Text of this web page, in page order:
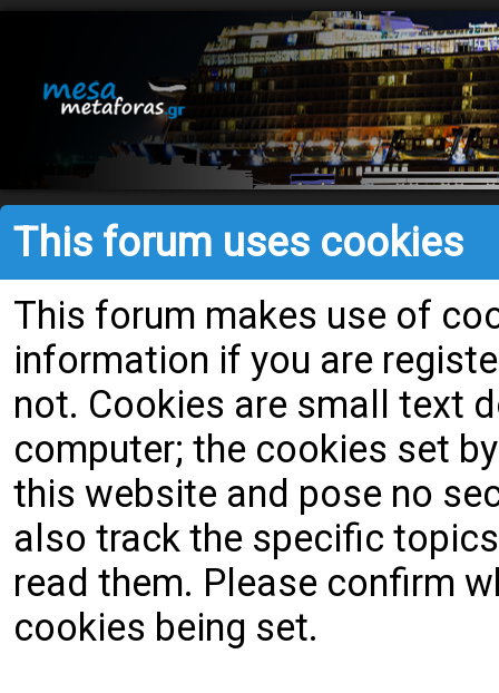
This forum uses cookies
This forum makes use of
information if you are
not. Cookies are small text
computer; the cookies set
this website and pose no
also track the specific
read them. Please confirm
cookies being set.